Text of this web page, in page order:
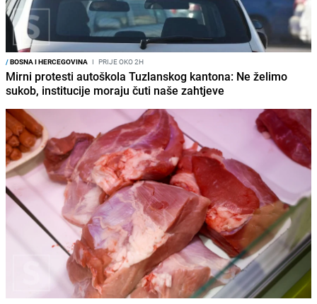
/BOSNA I HERCEGOVINA I PRIJE OKO 2H
Mirni protesti autoškola Tuzlanskog kantona: Ne želimo
sukob, institucije moraju čuti naše zahtjeve